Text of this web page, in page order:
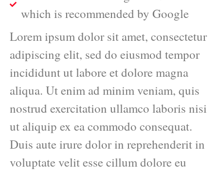
which is recommended by Google
Lorem ipsum dolor sit amet, consectetur
adipiscing elit, sed do eiusmod tempor
incididunt ut labore et dolore magna
aliqua. Ut enim ad minim veniam, quis
nostrud exercitation ullamco laboris nisi
ut aliquip ex ea commodo consequat.
Duis aute irure dolor in reprehenderit in
voluptate velit esse cillum dolore eu